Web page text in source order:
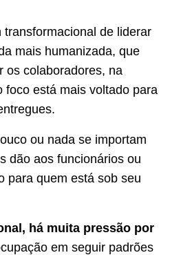
de liderar
mais humanizada, que
os colaboradores, na
foco está mais voltado para
ou nada se importam
dão aos funcionários ou
para quem está sob seu
há muita pressão por
em seguir padrões